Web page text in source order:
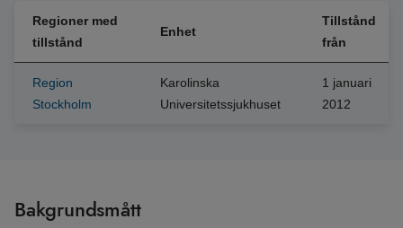
Regioner med
tillstånd
Enhet
Tillstånd
från
Region
Stockholm
Karolinska
Universitetssjukhuset
1 januari
2012
Bakgrundsmått